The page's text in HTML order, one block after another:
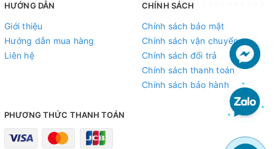
HƯỚNG DẪN
Giới thiệu
Hướng dẫn mua hàng
Liên hệ
CHÍNH SÁCH
Chính sách bảo mật
Chính sách vận chuyển
Chính sách đổi trả
Chính sách thanh toán
Chính sách bảo hành
PHƯƠNG THỨC THANH TOÁN